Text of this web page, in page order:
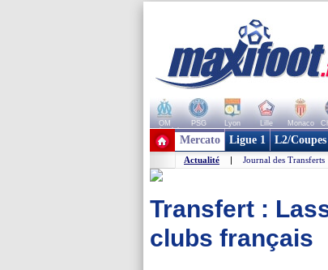
OM PSG Lyon Lille Monaco
+ de clubs
Mercato Ligue 1 L2/Coupes
Actualité | Journal des Transferts
Transfert :
clubs français